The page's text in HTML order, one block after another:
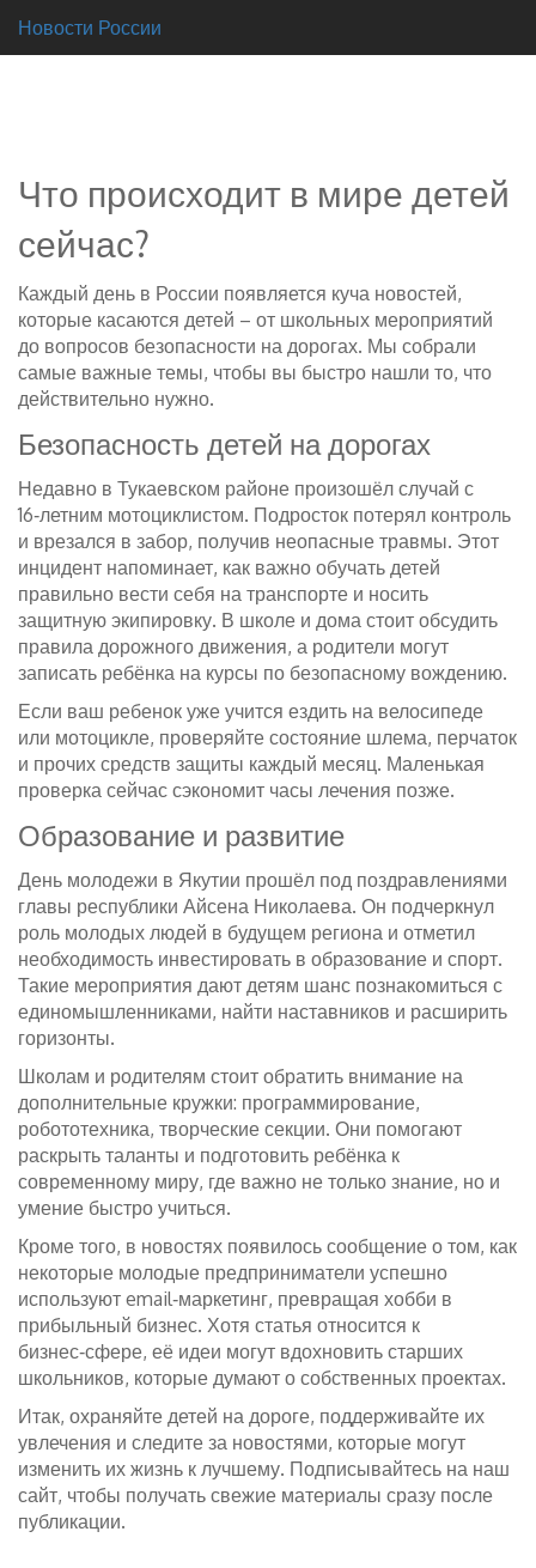
Новости России
Что происходит в мире детей
сейчас?
Каждый день в России появляется куча новостей,
которые касаются детей – от школьных мероприятий
до вопросов безопасности на дорогах. Мы собрали
самые важные темы, чтобы вы быстро нашли то, что
действительно нужно.
Безопасность детей на дорогах
Недавно в Тукаевском районе произошёл случай с
16‑летним мотоциклистом. Подросток потерял контроль
и врезался в забор, получив неопасные травмы. Этот
инцидент напоминает, как важно обучать детей
правильно вести себя на транспорте и носить
защитную экипировку. В школе и дома стоит обсудить
правила дорожного движения, а родители могут
записать ребёнка на курсы по безопасному вождению.
Если ваш ребенок уже учится ездить на велосипеде
или мотоцикле, проверяйте состояние шлема, перчаток
и прочих средств защиты каждый месяц. Маленькая
проверка сейчас сэкономит часы лечения позже.
Образование и развитие
День молодежи в Якутии прошёл под поздравлениями
главы республики Айсена Николаева. Он подчеркнул
роль молодых людей в будущем региона и отметил
необходимость инвестировать в образование и спорт.
Такие мероприятия дают детям шанс познакомиться с
единомышленниками, найти наставников и расширить
горизонты.
Школам и родителям стоит обратить внимание на
дополнительные кружки: программирование,
робототехника, творческие секции. Они помогают
раскрыть таланты и подготовить ребёнка к
современному миру, где важно не только знание, но и
умение быстро учиться.
Кроме того, в новостях появилось сообщение о том, как
некоторые молодые предприниматели успешно
используют email‑маркетинг, превращая хобби в
прибыльный бизнес. Хотя статья относится к
бизнес‑сфере, её идеи могут вдохновить старших
школьников, которые думают о собственных проектах.
Итак, охраняйте детей на дороге, поддерживайте их
увлечения и следите за новостями, которые могут
изменить их жизнь к лучшему. Подписывайтесь на наш
сайт, чтобы получать свежие материалы сразу после
публикации.